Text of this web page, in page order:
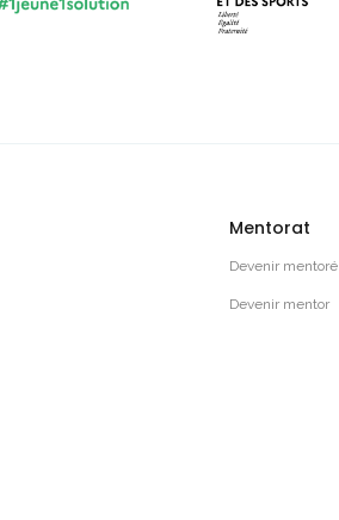
Mentorat
Devenir mentoré
Devenir mentor